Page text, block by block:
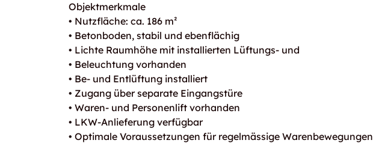
Objektmerkmale
• Nutzfläche: ca. 186 m²
• Betonboden, stabil und ebenflächig
• Lichte Raumhöhe mit installierten Lüftungs- und
• Beleuchtung vorhanden
• Be- und Entlüftung installiert
• Zugang über separate Eingangstüre
• Waren- und Personenlift vorhanden
• LKW-Anlieferung verfügbar
• Optimale Voraussetzungen für regelmässige Warenbewegungen